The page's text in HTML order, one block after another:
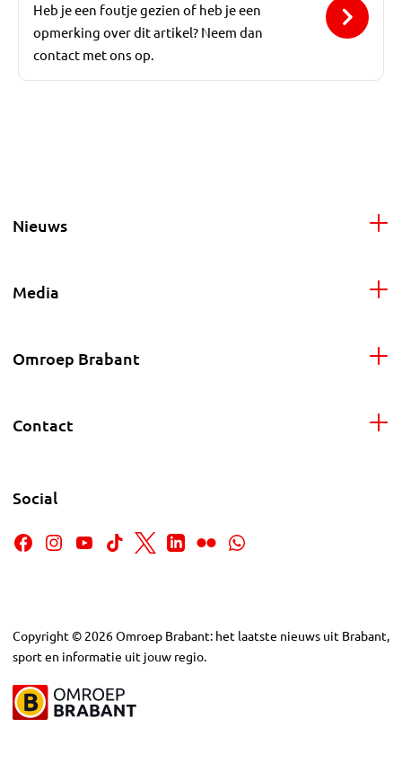
Heb je een foutje gezien of heb je een
opmerking over dit artikel? Neem dan
contact met ons op.
Nieuws
Media
Omroep Brabant
Contact
Social
Copyright © 2026Omroep Brabant: het laatste nieuws uit Brabant,
sport en informatie uit jouw regio.